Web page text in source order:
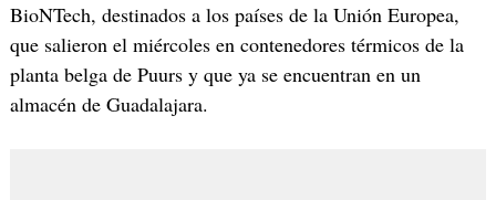
BioNTech, destinados a los países de la Unión Europea,
que salieron el miércoles en contenedores térmicos de la
planta belga de Puurs y que ya se encuentran en un
almacén de Guadalajara.